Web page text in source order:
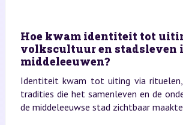
Hoe kwam identiteit tot
volkscultuur en stadsleven
middeleeuwen?
Identiteit kwam tot uiting via
tradities die het samenleven en de
de middeleeuwse stad zichtbaar